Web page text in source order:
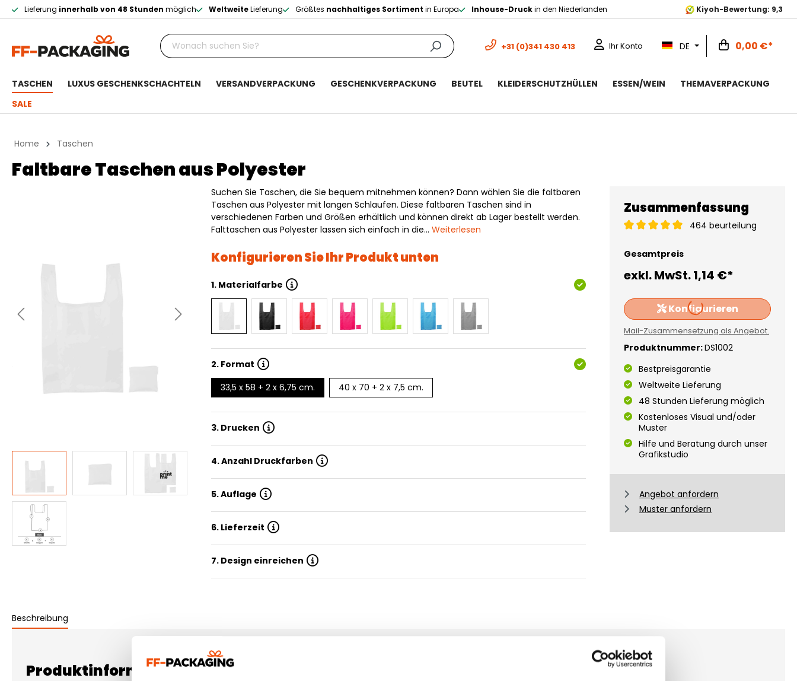
Lieferung innerhalb von 48 Stunden möglich WeltweiteLieferung Größtes nachhaltiges Sortiment in Europa Inhouse-Druckin den Niederlanden Kiyoh-Bewertung: 9,3
+31 (0)341 430 413 Ihr Konto DE 0,00 €*
TASCHEN LUXUS GESCHENKSCHACHTELN VERSANDVERPACKUNG GESCHENKVERPACKUNG BEUTEL KLEIDERSCHUTZHÜLLEN ESSEN/WEIN
THEMAVERPACKUNG
SALE
Home Taschen
Faltbare Taschen aus Polyester
Suchen Sie Taschen, die Sie bequem mitnehmen können? Dann wählen Sie die faltbaren
Taschen aus Polyester mit langen Schlaufen. Diese faltbaren Taschen sind in
verschiedenen Farben und Größen erhältlich und können direkt ab Lager bestellt werden.
Falttaschen aus Polyester lassen sich einfach in die… Weiterlesen
Konfigurieren Sie Ihr Produkt unten
1. Materialfarbe
2. Format
33,5 x 58 + 2 x 6,75 cm.
40 x 70 + 2 x 7,5 cm.
3. Drucken
4. Anzahl Druckfarben
5. Auflage
6. Lieferzeit
7. Design einreichen
Zusammenfassung
464 beurteilung
Gesamtpreis
exkl. MwSt.1,14 €*
Konfigurieren
Loading...
Mail-Zusammensetzung als Angebot.
Produktnummer:DS1002
Bestpreisgarantie
Weltweite Lieferung
48 Stunden Lieferung möglich
Kostenloses Visual und/oder
Muster
Hilfe und Beratung durch unser
Grafikstudio
Angebot anfordern
Muster anfordern
Beschreibung
Produktinformationen "Faltbare Taschen aus Polyester"